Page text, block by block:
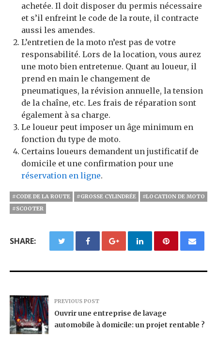
achetée. Il doit disposer du permis nécessaire
et s’il enfreint le code de la route, il contracte
aussi les amendes.
L’entretien de la moto n’est pas de votre
responsabilité. Lors de la location, vous aurez
une moto bien entretenue. Quant au loueur, il
prend en main le changement de
pneumatiques, la révision annuelle, la tension
de la chaîne, etc. Les frais de réparation sont
également à sa charge.
Le loueur peut imposer un âge minimum en
fonction du type de moto.
Certains loueurs demandent un justificatif de
domicile et une confirmation pour une
réservation en ligne.
#CODE DE LA ROUTE #GROSSE CYLINDRÉE
#LOCATION DE MOTO
#SCOOTER
SHARE:
PREVIOUS POST
Ouvrir une entreprise de lavage
automobile à domicile: un projet rentable ?